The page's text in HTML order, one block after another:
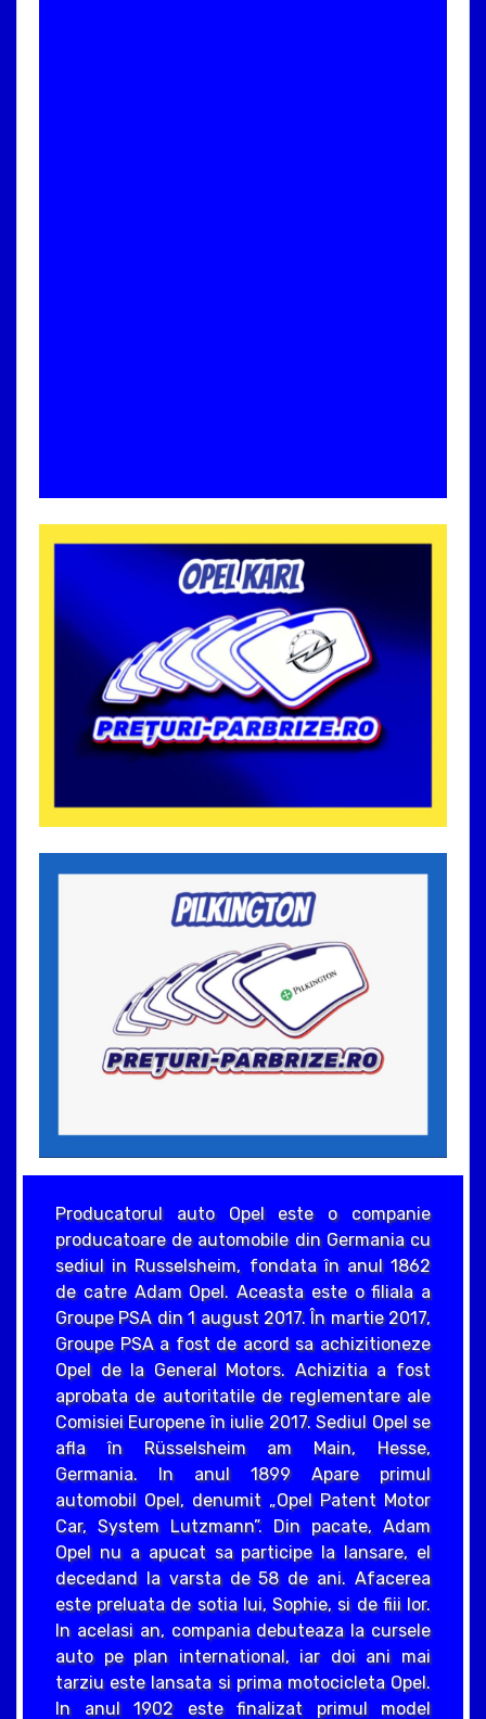
Producatorul auto Opel este o companie
producatoare de automobile din Germania cu
sediul in Russelsheim, fondata în anul 1862
de catre Adam Opel. Aceasta este o filiala a
Groupe PSA din 1 august 2017. În martie 2017,
Groupe PSA a fost de acord sa achizitioneze
Opel de la General Motors. Achizitia a fost
aprobata de autoritatile de reglementare ale
Comisiei Europene în iulie 2017. Sediul Opel se
afla în Rüsselsheim am Main, Hesse,
Germania. In anul 1899 Apare primul
automobil Opel, denumit „Opel Patent Motor
Car, System Lutzmann”. Din pacate, Adam
Opel nu a apucat sa participe la lansare, el
decedand la varsta de 58 de ani. Afacerea
este preluata de sotia lui, Sophie, si de fiii lor.
In acelasi an, compania debuteaza la cursele
auto pe plan international, iar doi ani mai
tarziu este lansata si prima motocicleta Opel.
In anul 1902 este finalizat primul model